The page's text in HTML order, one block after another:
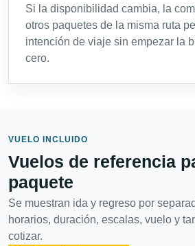
Si la disponibilidad cambia, la
otros paquetes de la misma ruta
intención de viaje sin empezar la
cero.
VUELO INCLUIDO
Vuelos de referencia
paquete
Se muestran ida y regreso por
horarios, duración, escalas, vuelo y
cotizar.